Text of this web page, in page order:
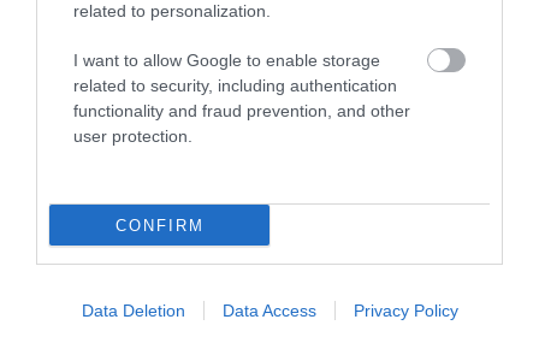
related to personalization.
I want to allow Google to enable storage
related to security, including authentication
functionality and fraud prevention, and other
user protection.
CONFIRM
Data Deletion Data Access Privacy Policy
Die Instantly